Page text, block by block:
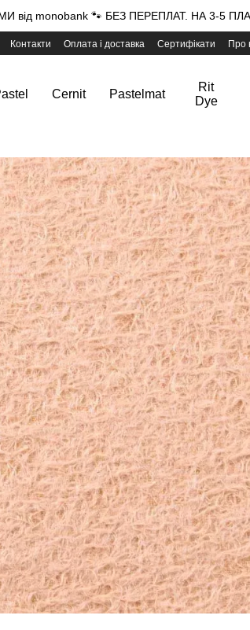
від monobank 🐾 БЕЗ ПЕРЕПЛАТ. НА 3-5
Контакти Оплата і доставка Сертифікати Про
Cernit Pastelmat
Rit
Dye